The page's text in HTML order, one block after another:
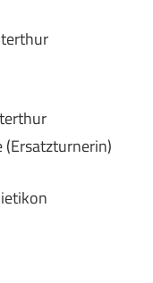
(Ersatzturnerin)